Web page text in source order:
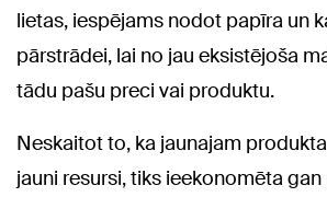
lietas, iespējams nodot papīra un
pārstrādei, lai no jau eksistējoša
tādu pašu preci vai produktu.
Neskaitot to, ka jaunajam
jauni resursi, tiks ieekonomēta